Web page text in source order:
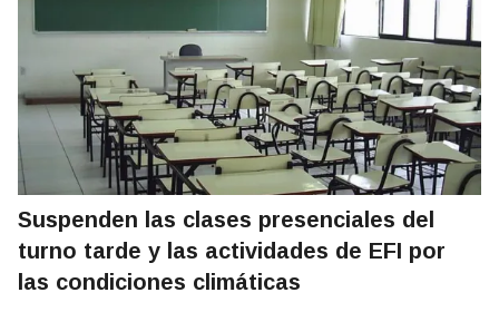
Suspenden las clases presenciales del
turno tarde y las actividades de EFI por
las condiciones climáticas